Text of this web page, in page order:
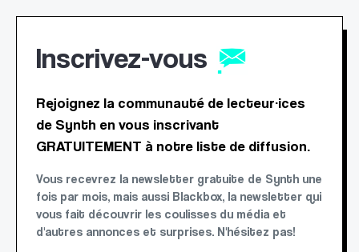
Inscrivez-vous
Rejoignez la communauté de lecteur·ices
de Synth en vous inscrivant
GRATUITEMENT à notre liste de diffusion.
Vous recevrez la newsletter gratuite de Synth une
fois par mois, mais aussi Blackbox, la newsletter qui
vous fait découvrir les coulisses du média et
d'autres annonces et surprises. N'hésitez pas!